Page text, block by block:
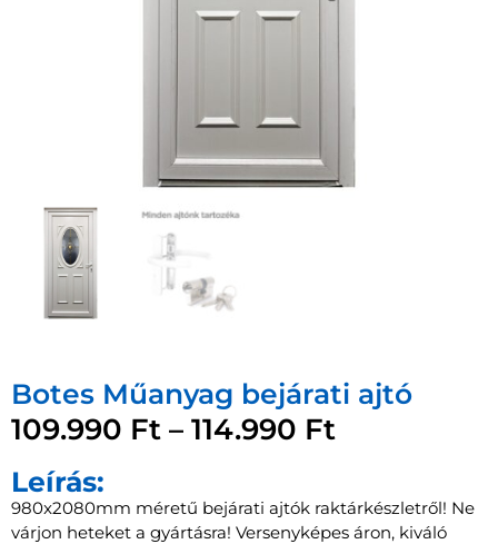
Botes Műanyag bejárati ajtó
109.990 Ft – 114.990 Ft
Leírás:
980x2080mm méretű bejárati ajtók raktárkészletről! Ne
várjon heteket a gyártásra! Versenyképes áron, kiváló